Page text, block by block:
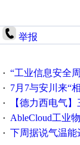
举报
· “工业信息安全周之我见”
· 7月7与安川来“
· 【德力西电气】三
· AbleCloud工业物联
· 下周据说气温能